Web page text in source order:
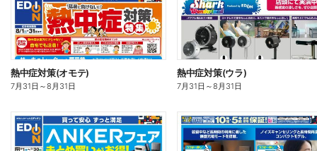
熱中症対策(オモテ)
7月31日 ～8月31日
熱中症対策(ウラ)
7月31日 ～8月31日